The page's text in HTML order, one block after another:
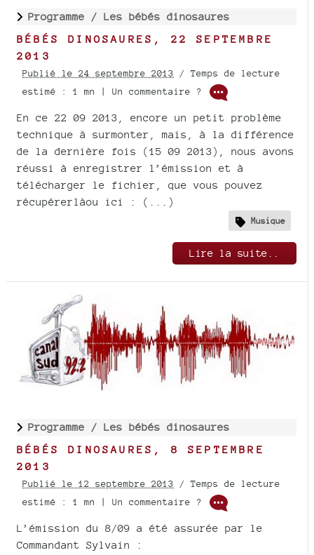
Programme / Les bébés dinosaures
BÉBÉS DINOSAURES, 22 SEPTEMBRE
2013
Publié le 24 septembre 2013 / Temps de lecture
estimé : 1 mn | Un commentaire ?
En ce 22 09 2013, encore un petit problème
technique à surmonter, mais, à la différence
de la dernière fois (15 09 2013), nous avons
réussi à enregistrer l’émission et à
télécharger le fichier, que vous pouvez
récupérerlàou ici : (...)
Musique
Lire la suite..
Programme / Les bébés dinosaures
BÉBÉS DINOSAURES, 8 SEPTEMBRE
2013
Publié le 12 septembre 2013 / Temps de lecture
estimé : 1 mn | Un commentaire ?
L’émission du 8/09 a été assurée par le
Commandant Sylvain :